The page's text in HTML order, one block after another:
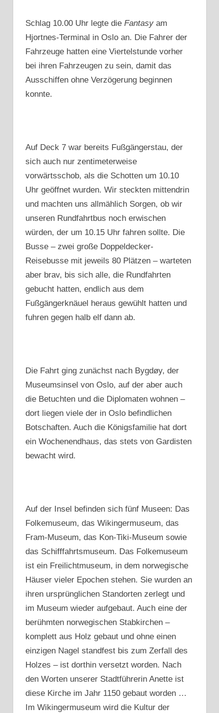
Schlag 10.00 Uhr legte die Fantasy am
Hjortnes-Terminal in Oslo an. Die Fahrer der
Fahrzeuge hatten eine Viertelstunde vorher
bei ihren Fahrzeugen zu sein, damit das
Ausschiffen ohne Verzögerung beginnen
konnte.
Auf Deck 7 war bereits Fußgängerstau, der
sich auch nur zentimeterweise
vorwärtsschob, als die Schotten um 10.10
Uhr geöffnet wurden. Wir steckten mittendrin
und machten uns allmählich Sorgen, ob wir
unseren Rundfahrtbus noch erwischen
würden, der um 10.15 Uhr fahren sollte. Die
Busse – zwei große Doppeldecker-
Reisebusse mit jeweils 80 Plätzen – warteten
aber brav, bis sich alle, die Rundfahrten
gebucht hatten, endlich aus dem
Fußgängerknäuel heraus gewühlt hatten und
fuhren gegen halb elf dann ab.
Die Fahrt ging zunächst nach Bygdøy, der
Museumsinsel von Oslo, auf der aber auch
die Betuchten und die Diplomaten wohnen –
dort liegen viele der in Oslo befindlichen
Botschaften. Auch die Königsfamilie hat dort
ein Wochenendhaus, das stets von Gardisten
bewacht wird.
Auf der Insel befinden sich fünf Museen: Das
Folkemuseum, das Wikingermuseum, das
Fram-Museum, das Kon-Tiki-Museum sowie
das Schifffahrtsmuseum. Das Folkemuseum
ist ein Freilichtmuseum, in dem norwegische
Häuser vieler Epochen stehen. Sie wurden an
ihren ursprünglichen Standorten zerlegt und
im Museum wieder aufgebaut. Auch eine der
berühmten norwegischen Stabkirchen –
komplett aus Holz gebaut und ohne einen
einzigen Nagel standfest bis zum Zerfall des
Holzes – ist dorthin versetzt worden. Nach
den Worten unserer Stadtführerin Anette ist
diese Kirche im Jahr 1150 gebaut worden …
Im Wikingermuseum wird die Kultur der